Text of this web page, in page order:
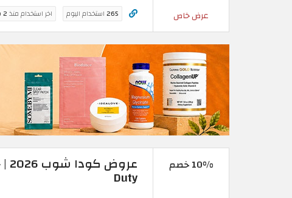
عرض خاص 265استخدام اليوم اخر استخدام منذ2 ساعة
10% خصم
Duty